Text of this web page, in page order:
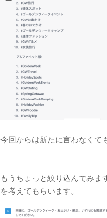
今回からは新たに言わなくて
もうちょっと絞り込んでみ
を考えてもらいます。